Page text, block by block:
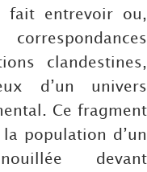
fait entrevoir ou,
clandestines,
d’un univers
Ce fragment
population d’un
devant